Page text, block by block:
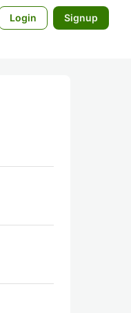
Login Signup